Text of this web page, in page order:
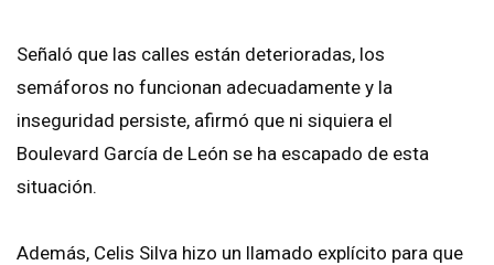
Señaló que las calles están deterioradas, los
semáforos no funcionan adecuadamente y la
inseguridad persiste, afirmó que ni siquiera el
Boulevard García de León se ha escapado de esta
situación.
Además, Celis Silva hizo un llamado explícito para que